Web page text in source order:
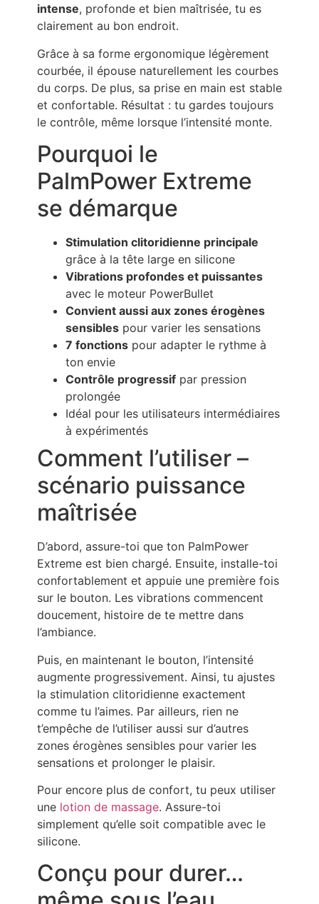
intense, profonde et bien maîtrisée, tu es
clairement au bon endroit.
Grâce à sa forme ergonomique légèrement
courbée, il épouse naturellement les courbes
du corps. De plus, sa prise en main est stable
et confortable. Résultat : tu gardes toujours
le contrôle, même lorsque l’intensité monte.
Pourquoi le
PalmPower Extreme
se démarque
Stimulation clitoridienne principale
grâce à la tête large en silicone
Vibrations profondes et puissantes
avec le moteur PowerBullet
Convient aussi aux zones érogènes
sensibles pour varier les sensations
7 fonctions pour adapter le rythme à
ton envie
Contrôle progressif par pression
prolongée
Idéal pour les utilisateurs intermédiaires
à expérimentés
Comment l’utiliser –
scénario puissance
maîtrisée
D’abord, assure-toi que ton PalmPower
Extreme est bien chargé. Ensuite, installe-toi
confortablement et appuie une première fois
sur le bouton. Les vibrations commencent
doucement, histoire de te mettre dans
l’ambiance.
Puis, en maintenant le bouton, l’intensité
augmente progressivement. Ainsi, tu ajustes
la stimulation clitoridienne exactement
comme tu l’aimes. Par ailleurs, rien ne
t’empêche de l’utiliser aussi sur d’autres
zones érogènes sensibles pour varier les
sensations et prolonger le plaisir.
Pour encore plus de confort, tu peux utiliser
une lotion de massage. Assure-toi
simplement qu’elle soit compatible avec le
silicone.
Conçu pour durer…